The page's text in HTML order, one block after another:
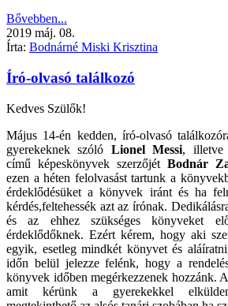
Bővebben...
2019 máj. 08.
Írta: Bodnárné Miski Krisztina
Író-olvasó találkozó
Kedves Szülők!
Május 14-én kedden, író-olvasó
gyerekeknek szóló Lionel Messi, illetve
című képeskönyvek szerzőjétBodnár
ezen a héten felolvasást tartunk a
érdeklődésüket a könyvek iránt és ha
kérdés,feltehessék azt az írónak.
és az ehhez szükséges könyveket
érdeklődőknek. Ezért kérem, hogy aki
egyik, esetleg mindkét könyvet és
időn belül jelezze felénk, hogy a
könyvek időben megérkezzenek hozzánk.
amit kérünk a gyerekekkel